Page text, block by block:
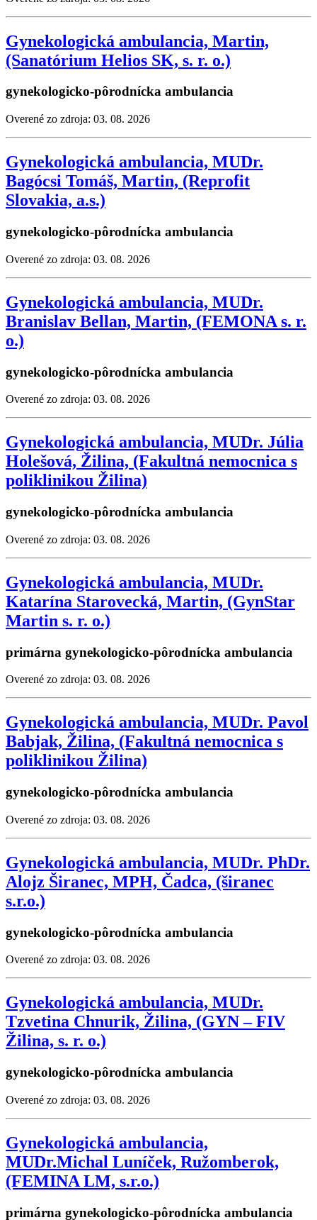
Gynekologická ambulancia, Martin,
(Sanatórium Helios SK, s. r. o.)
gynekologicko-pôrodnícka ambulancia
Overené zo zdroja: 03. 08. 2026
Gynekologická ambulancia, MUDr.
Bagócsi Tomáš, Martin, (Reprofit
Slovakia, a.s.)
gynekologicko-pôrodnícka ambulancia
Overené zo zdroja: 03. 08. 2026
Gynekologická ambulancia, MUDr.
Branislav Bellan, Martin, (FEMONA s. r.
o.)
gynekologicko-pôrodnícka ambulancia
Overené zo zdroja: 03. 08. 2026
Gynekologická ambulancia, MUDr. Júlia
Holešová, Žilina, (Fakultná nemocnica s
poliklinikou Žilina)
gynekologicko-pôrodnícka ambulancia
Overené zo zdroja: 03. 08. 2026
Gynekologická ambulancia, MUDr.
Katarína Starovecká, Martin, (GynStar
Martin s. r. o.)
primárna gynekologicko-pôrodnícka ambulancia
Overené zo zdroja: 03. 08. 2026
Gynekologická ambulancia, MUDr. Pavol
Babjak, Žilina, (Fakultná nemocnica s
poliklinikou Žilina)
gynekologicko-pôrodnícka ambulancia
Overené zo zdroja: 03. 08. 2026
Gynekologická ambulancia, MUDr. PhDr.
Alojz Širanec, MPH, Čadca, (širanec
s.r.o.)
gynekologicko-pôrodnícka ambulancia
Overené zo zdroja: 03. 08. 2026
Gynekologická ambulancia, MUDr.
Tzvetina Chnurik, Žilina, (GYN – FIV
Žilina, s. r. o.)
gynekologicko-pôrodnícka ambulancia
Overené zo zdroja: 03. 08. 2026
Gynekologická ambulancia,
MUDr.Michal Luníček, Ružomberok,
(FEMINA LM, s.r.o.)
primárna gynekologicko-pôrodnícka ambulancia